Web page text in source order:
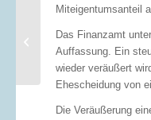
Miteigentumsanteil
Das Finanzamt
Auffassung. Ein
wieder veräußert
Ehescheidung von
Die Veräußerung
Wie grün sind unsere
Städte?